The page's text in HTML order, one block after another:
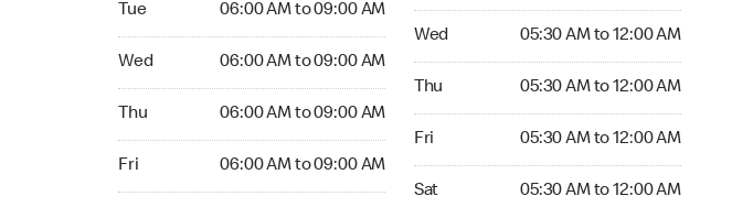
Tue 06:00 AM to 09:00 AM
Wed 06:00 AM to 09:00 AM
Thu 06:00 AM to 09:00 AM
Fri 06:00 AM to 09:00 AM
Wed 05:30 AM to 12:00 AM
Thu 05:30 AM to 12:00 AM
Fri 05:30 AM to 12:00 AM
Sat 05:30 AM to 12:00 AM